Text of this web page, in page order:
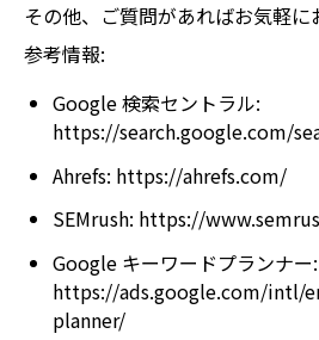
その他、ご質問があればお気軽に
参考情報:
Google 検索セントラル:
https://search.google.com/
Ahrefs: https://ahrefs.com/
SEMrush: https://
Google キーワードプランナー:
https://ads.google.com/intl/
planner/